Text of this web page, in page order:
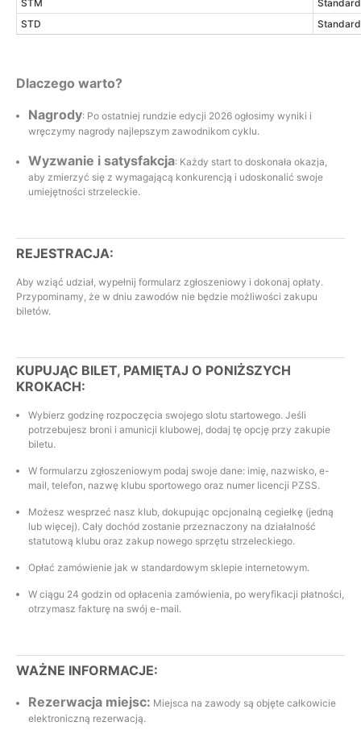
STM
STD
Dlaczego warto?
Nagrody: Po ostatniej rundzie edycji 2026 ogłosimy wyniki i
wręczymy nagrody najlepszym zawodnikom cyklu.
Wyzwanie i satysfakcja: Każdy start to doskonała okazja,
aby zmierzyć się z wymagającą konkurencją i udoskonalić swoje
umiejętności strzeleckie.
REJESTRACJA:
Aby wziąć udział, wypełnij formularz zgłoszeniowy i dokonaj opłaty.
Przypominamy, że w dniu zawodów nie będzie możliwości zakupu
biletów.
KUPUJĄC BILET, PAMIĘTAJ O PONIŻSZYCH
KROKACH:
Wybierz godzinę rozpoczęcia swojego slotu startowego. Jeśli
potrzebujesz broni i amunicji klubowej, dodaj tę opcję przy zakupie
biletu.
W formularzu zgłoszeniowym podaj swoje dane: imię, nazwisko, e-
mail, telefon, nazwę klubu sportowego oraz numer licencji PZSS.
Możesz wesprzeć nasz klub, dokupując opcjonalną cegiełkę (jedną
lub więcej). Cały dochód zostanie przeznaczony na działalność
statutową klubu oraz zakup nowego sprzętu strzeleckiego.
Opłać zamówienie jak w standardowym sklepie internetowym.
W ciągu 24 godzin od opłacenia zamówienia, po weryfikacji płatności,
otrzymasz fakturę na swój e-mail.
WAŻNE INFORMACJE:
Rezerwacja miejsc: Miejsca na zawody są objęte całkowicie
elektroniczną rezerwacją.